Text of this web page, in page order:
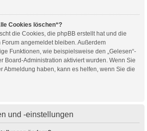
Cookies löschen“?
die Cookies, die phpBB erstellt hat und die
angemeldet bleiben. Außerdem
Funktionen, wie beispielsweise den „Gelesen“-
Board-Administration aktiviert wurden. Wenn Sie
Abmeldung haben, kann es helfen, wenn Sie die
und -einstellungen